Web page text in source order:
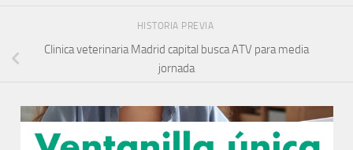
HISTORIA PREVIA
Clinica veterinaria Madrid capital busca ATV para media
jornada